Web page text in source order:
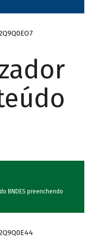
BNDES preenchendo